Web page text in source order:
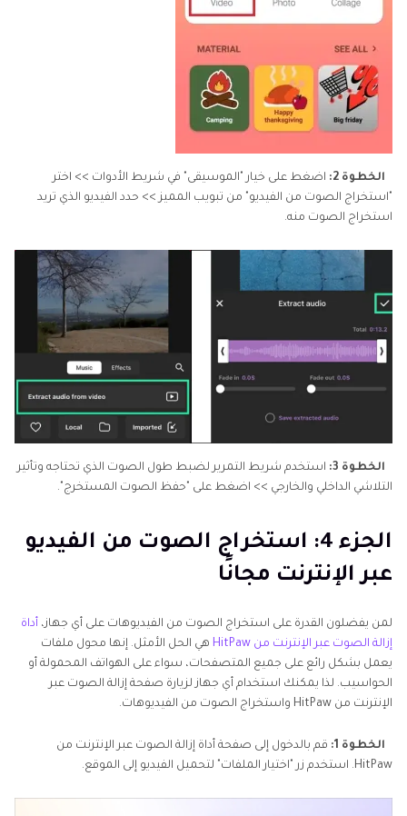
الخطوة 2:
اضغط على خيار "الموسيقى" في شريط الأدوات >> اختر
"استخراج الصوت من الفيديو" من تبويب المميز >> حدد الفيديو الذي تريد
استخراج الصوت منه.
الخطوة 3:
استخدم شريط التمرير لضبط طول الصوت الذي تحتاجه وتأثير
التلاشي الداخلي والخارجي >> اضغط على "حفظ الصوت المستخرج".
الجزء 4: استخراج الصوت من الفيديو
عبر الإنترنت مجانًا
لمن يفضلون القدرة على استخراج الصوت من الفيديوهات على أي جهاز، أداة
إزالة الصوت عبر الإنترنت من HitPaw
هي الحل الأمثل. إنها محول ملفات
يعمل بشكل رائع على جميع المتصفحات، سواء على الهواتف المحمولة أو
الحواسيب. لذا يمكنك استخدام أي جهاز لزيارة صفحة إزالة الصوت عبر
الإنترنت من HitPaw واستخراج الصوت من الفيديوهات.
الخطوة 1:
قم بالدخول إلى صفحة أداة إزالة الصوت عبر الإنترنت من
HitPaw. استخدم زر "اختيار الملفات" لتحميل الفيديو إلى الموقع.